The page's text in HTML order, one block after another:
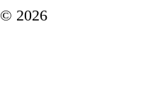
© 2026